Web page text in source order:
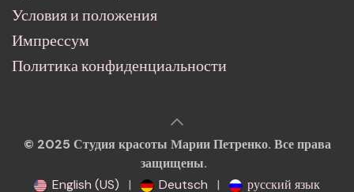
Условия и положения
Импрессум
Политика конфиденциальности
© 2025 Студия красоты Марии Петренко. Все права
защищены.
English (US)
| Deutsch | русский язык